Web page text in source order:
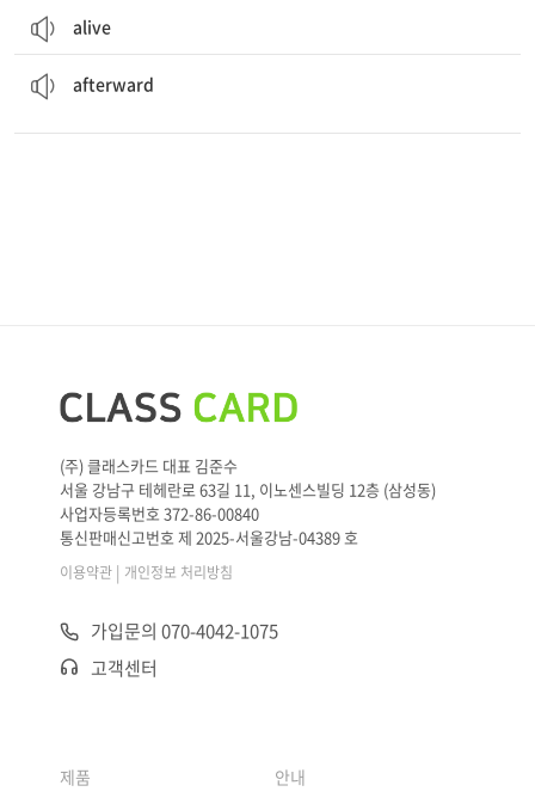
alive
afterward
(주) 클래스카드 대표 김준수
서울 강남구 테헤란로 63길 11, 이노센스빌딩 12층 (삼성동)
사업자등록번호 372-86-00840
통신판매신고번호 제 2025-서울강남-04389 호
이용약관 | 개인정보 처리방침
가입문의 070-4042-1075
고객센터
제품 안내